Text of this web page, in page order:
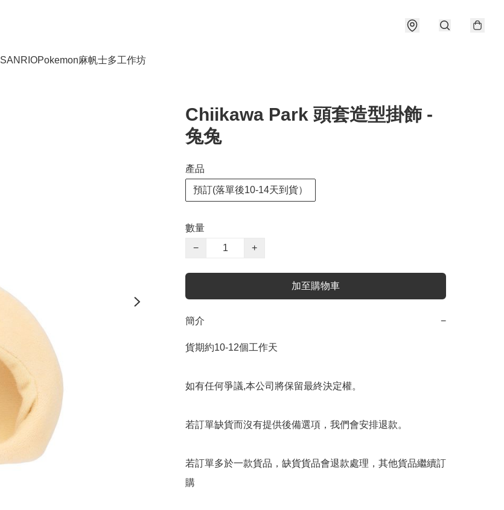
SANRIOPokemon麻帆士多工作坊
Chiikawa Park 頭套造型掛飾 -
兔兔
產品
預訂(落單後10-14天到貨）
數量
−
+
加至購物車
簡介 −
貨期約10-12個工作天
如有任何爭議,本公司將保留最終決定權。
若訂單缺貨而沒有提供後備選項，我們會安排退款。
若訂單多於一款貨品，缺貨貨品會退款處理，其他貨品繼續訂